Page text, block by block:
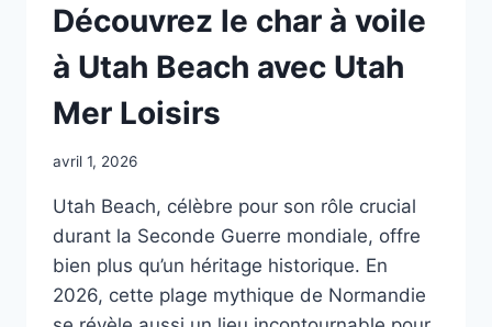
Découvrez le char à voile
à Utah Beach avec Utah
Mer Loisirs
avril 1, 2026
Utah Beach, célèbre pour son rôle crucial
durant la Seconde Guerre mondiale, offre
bien plus qu’un héritage historique. En
2026, cette plage mythique de Normandie